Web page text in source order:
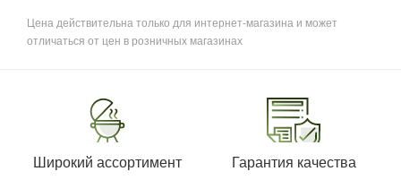
Цена действительна только для интернет-магазина и может
отличаться от цен в розничных магазинах
Широкий ассортимент Гарантия качества